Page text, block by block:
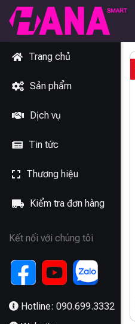
Chuyển
đến
dung
Trang chủ
Sản phẩm
Dịch vụ
Tin tức
Thương hiệu
Kiểm tra đơn hàng
Kết nối với chúng tôi
Hotline: 090.699.3332